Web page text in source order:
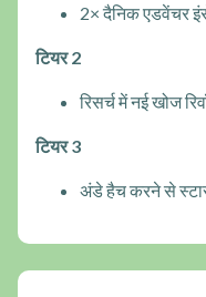
2× दैनिक एडवेंचर
टियर 2
रिसर्च में नई खोज
टियर 3
अंडे हैच करने से